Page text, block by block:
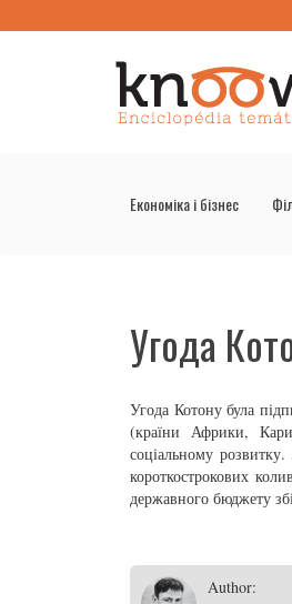
Економіка і бізнес
Угода
Угода Котону була
(країни Африки,
соціальному
короткострокових
державного бюджету
Author: